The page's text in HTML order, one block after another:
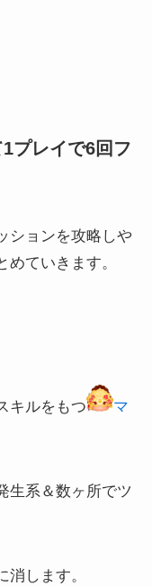
プレイで6回フ
ションを攻略しや
ていきます。
キルをもつ
マ
生系＆数ヶ所でツ
します。